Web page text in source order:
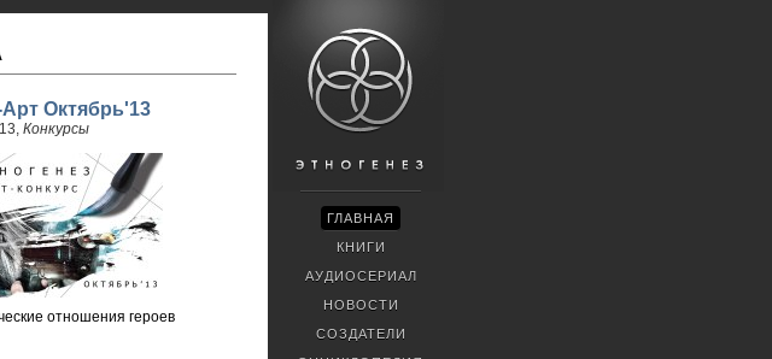
Октябрь'13
Конкурсы
отношения героев
ГЛАВНАЯ
КНИГИ
АУДИОСЕРИАЛ
НОВОСТИ
СОЗДАТЕЛИ